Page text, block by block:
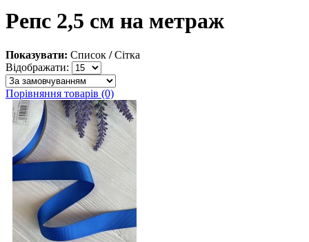
Репс 2,5 см на метраж
Показувати: Список / Сітка
Відображати:
Порівняння товарів (0)